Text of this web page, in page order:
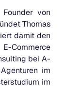
von
Thomas
damit den
Commerce
bei A-
im
im